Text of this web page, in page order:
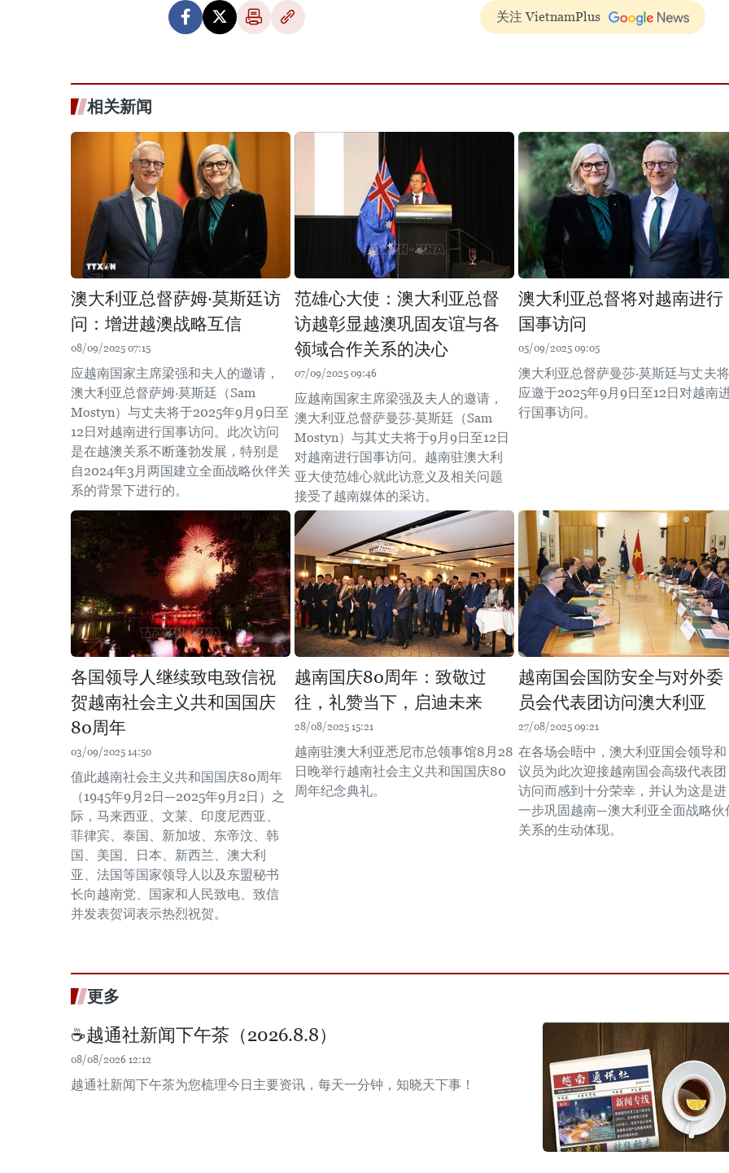
关注 VietnamPlus
相关新闻
澳大利亚总督萨姆·莫斯廷访
问：增进越澳战略互信
08/09/2025 07:15
应越南国家主席梁强和夫人的邀请，
澳大利亚总督萨姆·莫斯廷（Sam
Mostyn）与丈夫将于2025年9月9日至
12日对越南进行国事访问。此次访问
是在越澳关系不断蓬勃发展，特别是
自2024年3月两国建立全面战略伙伴关
系的背景下进行的。
范雄心大使：澳大利亚总督
访越彰显越澳巩固友谊与各
领域合作关系的决心
07/09/2025 09:46
应越南国家主席梁强及夫人的邀请，
澳大利亚总督萨曼莎·莫斯廷（Sam
Mostyn）与其丈夫将于9月9日至12日
对越南进行国事访问。越南驻澳大利
亚大使范雄心就此访意义及相关问题
接受了越南媒体的采访。
澳大利亚总督将对越南进行
国事访问
05/09/2025 09:05
澳大利亚总督萨曼莎·莫斯廷与丈夫将
应邀于2025年9月9日至12日对越南
行国事访问。
各国领导人继续致电致信祝
贺越南社会主义共和国国庆
80周年
03/09/2025 14:50
值此越南社会主义共和国国庆80周年
（1945年9月2日—2025年9月2日）之
际，马来西亚、文莱、印度尼西亚、
菲律宾、泰国、新加坡、东帝汶、韩
国、美国、日本、新西兰、澳大利
亚、法国等国家领导人以及东盟秘书
长向越南党、国家和人民致电、致信
并发表贺词表示热烈祝贺。
越南国庆80周年：致敬过
往，礼赞当下，启迪未来
28/08/2025 15:21
越南驻澳大利亚悉尼市总领事馆8月28
日晚举行越南社会主义共和国国庆80
周年纪念典礼。
越南国会国防安全与对外委
员会代表团访问澳大利亚
27/08/2025 09:21
在各场会晤中，澳大利亚国会领导和
议员为此次迎接越南国会高级代表团
访问而感到十分荣幸，并认为这是进
一步巩固越南—澳大利亚全面战略伙
关系的生动体现。
更多
☕️越通社新闻下午茶（2026.8.8）
08/08/2026 12:12
越通社新闻下午茶为您梳理今日主要资讯，每天一分钟，知晓天下事！